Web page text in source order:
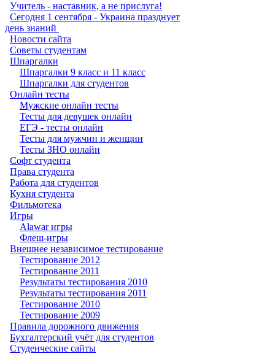
Учитель - наставник, а не прислуга!
Сегодня 1 сентября - Украина празднует
день знаний ‎
Новости сайта
Советы студентам
Шпаргалки
Шпаргалки 9 класс и 11 класс
Шпаргалки для студентов
Онлайн тесты
Мужские онлайн тесты
Тесты для девушек онлайн
ЕГЭ - тесты онлайн
Тесты для мужчин и женщин
Тесты ЗНО онлайн
Софт студента
Права студента
Работа для студентов
Кухня студента
Фильмотека
Игры
Alawar игры
Флеш-игры
Внешнее независимое тестирование
Тестирование 2012
Тестирование 2011
Результаты тестирования 2010
Результаты тестирования 2011
Тестирование 2010
Тестирование 2009
Правила дорожного движения
Бухгалтерский учёт для студентов
Студенческие сайты